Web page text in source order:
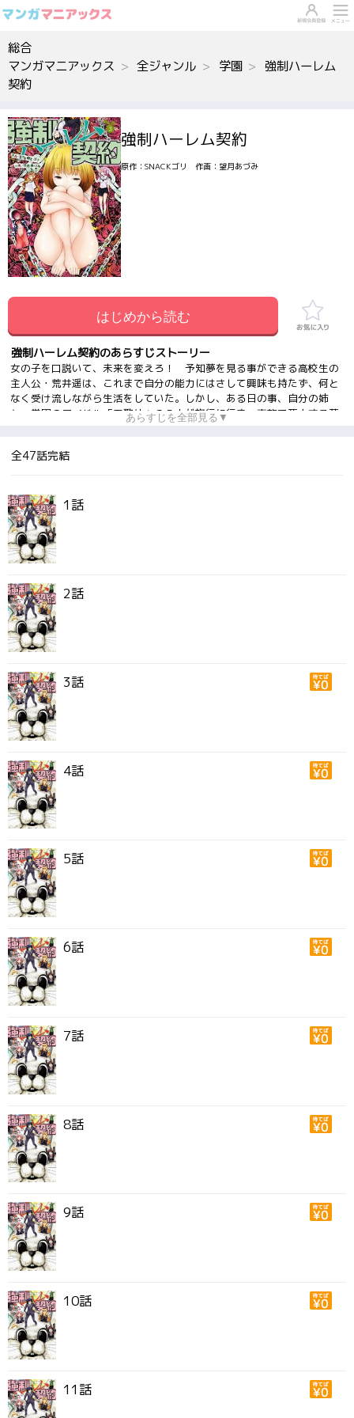
総合
マンガマニアックス
全ジャンル 学園
強制ハーレム
契約
強制ハーレム契約
原作：SNACKゴリ 作画：望月あづみ
はじめから読む
強制ハーレム契約のあらすじストーリー
女の子を口説いて、未来を変えろ！ 予知夢を見る事ができる高校生の
主人公・荒井遥は、これまで自分の能力にはさして興味も持たず、何と
なく受け流しながら生活をしていた。しかし、ある日の事、自分の姉
と、学園のアイドル「五歌仙」の５人が旅行に行き、事故で死亡する夢
を口説き落として、旅行に行かせないという事だった……。これはラブ
あらすじを全部見る▼
全47話完結
1話
2話
3話
4話
5話
6話
7話
8話
9話
10話
11話